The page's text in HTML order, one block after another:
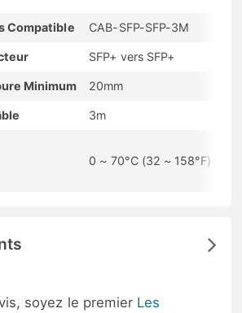
Compatible CAB-SFP-SFP-3M
SFP+ vers SFP+
Minimum 20mm
3m
0 ~ 70°C (32 ~ 158°F)
soyez le premier Les